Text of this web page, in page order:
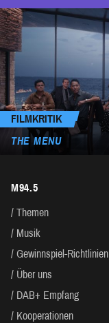
FILMKRITIK
THE MENU
M94.5
Themen
Musik
Gewinnspiel-Richtlinien
Über uns
DAB+ Empfang
Kooperationen